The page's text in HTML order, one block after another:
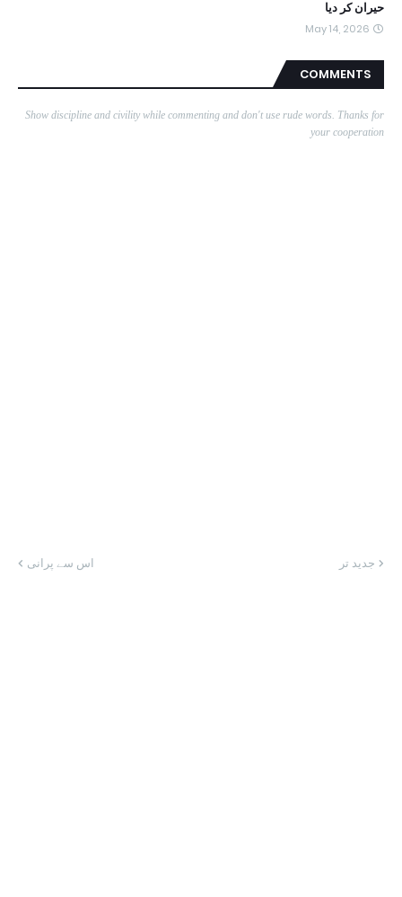
حیران کر دیا
May 14, 2026
COMMENTS
Show discipline and civility while commenting and don't use rude words. Thanks for
your cooperation
جدید تر اس سے پرانی